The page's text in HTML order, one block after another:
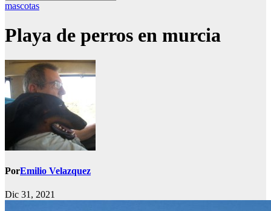
mascotas
Playa de perros en murcia
PorEmilio Velazquez
Dic 31, 2021